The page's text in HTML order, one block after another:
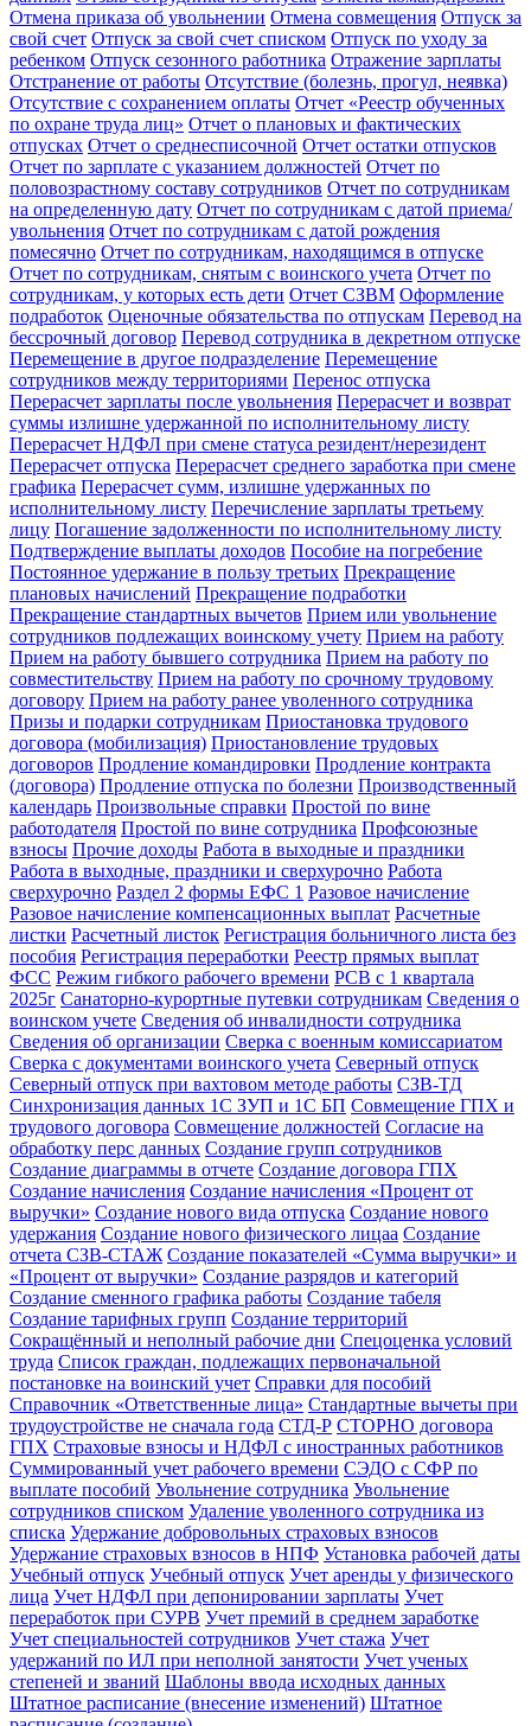
Отмена приказа об увольнении Отмена совмещения Отпуск за
свой счет Отпуск за свой счет списком Отпуск по уходу за
ребенком Отпуск сезонного работника Отражение зарплаты
Отстранение от работы Отсутствие (болезнь, прогул, неявка)
Отсутствие с сохранением оплаты Отчет «Реестр обученных
по охране труда лиц» Отчет о плановых и фактических
отпусках Отчет о среднесписочной Отчет остатки отпусков
Отчет по зарплате с указанием должностей Отчет по
половозрастному составу сотрудников Отчет по сотрудникам
на определенную дату Отчет по сотрудникам с датой приема/
увольнения Отчет по сотрудникам с датой рождения
помесячно Отчет по сотрудникам, находящимся в отпуске
Отчет по сотрудникам, снятым с воинского учета Отчет по
сотрудникам, у которых есть дети Отчет СЗВМ Оформление
подработок Оценочные обязательства по отпускам Перевод на
бессрочный договор Перевод сотрудника в декретном отпуске
Перемещение в другое подразделение Перемещение
сотрудников между территориями Перенос отпуска
Перерасчет зарплаты после увольнения Перерасчет и возврат
суммы излишне удержанной по исполнительному листу
Перерасчет НДФЛ при смене статуса резидент/нерезидент
Перерасчет отпуска Перерасчет среднего заработка при смене
графика Перерасчет сумм, излишне удержанных по
исполнительному листу Перечисление зарплаты третьему
лицу Погашение задолженности по исполнительному листу
Подтверждение выплаты доходов Пособие на погребение
Постоянное удержание в пользу третьих Прекращение
плановых начислений Прекращение подработки
Прекращение стандартных вычетов Прием или увольнение
сотрудников подлежащих воинскому учету Прием на работу
Прием на работу бывшего сотрудника Прием на работу по
совместительству Прием на работу по срочному трудовому
договору Прием на работу ранее уволенного сотрудника
Призы и подарки сотрудникам Приостановка трудового
договора (мобилизация) Приостановление трудовых
договоров Продление командировки Продление контракта
(договора) Продление отпуска по болезни Производственный
календарь Произвольные справки Простой по вине
работодателя Простой по вине сотрудника Профсоюзные
взносы Прочие доходы Работа в выходные и праздники
Работа в выходные, праздники и сверхурочно Работа
сверхурочно Раздел 2 формы ЕФС 1 Разовое начисление
Разовое начисление компенсационных выплат Расчетные
листки Расчетный листок Регистрация больничного листа без
пособия Регистрация переработки Реестр прямых выплат
ФСС Режим гибкого рабочего времени РСВ с 1 квартала
2025г Санаторно-курортные путевки сотрудникам Сведения о
воинском учете Сведения об инвалидности сотрудника
Сведения об организации Сверка с военным комиссариатом
Сверка с документами воинского учета Северный отпуск
Северный отпуск при вахтовом методе работы СЗВ-ТД
Синхронизация данных 1С ЗУП и 1С БП Совмещение ГПХ и
трудового договора Совмещение должностей Согласие на
обработку перс данных Создание групп сотрудников
Создание диаграммы в отчете Создание договора ГПХ
Создание начисления Создание начисления «Процент от
выручки» Создание нового вида отпуска Создание нового
удержания Создание нового физического лицаа Создание
отчета СЗВ-СТАЖ Создание показателей «Сумма выручки» и
«Процент от выручки» Создание разрядов и категорий
Создание сменного графика работы Создание табеля
Создание тарифных групп Создание территорий
Сокращённый и неполный рабочие дни Спецоценка условий
труда Список граждан, подлежащих первоначальной
постановке на воинский учет Справки для пособий
Справочник «Ответственные лица» Стандартные вычеты при
трудоустройстве не сначала года СТД-Р СТОРНО договора
ГПХ Страховые взносы и НДФЛ с иностранных работников
Суммированный учет рабочего времени СЭДО с СФР по
выплате пособий Увольнение сотрудника Увольнение
сотрудников списком Удаление уволенного сотрудника из
списка Удержание добровольных страховых взносов
Удержание страховых взносов в НПФ Установка рабочей даты
Учебный отпуск Учебный отпуск Учет аренды у физического
лица Учет НДФЛ при депонировании зарплаты Учет
переработок при СУРВ Учет премий в среднем заработке
Учет специальностей сотрудников Учет стажа Учет
удержаний по ИЛ при неполной занятости Учет ученых
степеней и званий Шаблоны ввода исходных данных
Штатное расписание (внесение изменений) Штатное